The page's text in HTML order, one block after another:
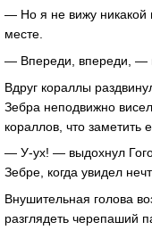
— Но я не вижу никакой
месте.
— Впереди, впереди, —
Вдруг кораллы
Зебра неподвижно
кораллов, что заметить
— У-ух! — выдохнул
Зебре, когда увидел
Внушительная голова
разглядеть черепаший